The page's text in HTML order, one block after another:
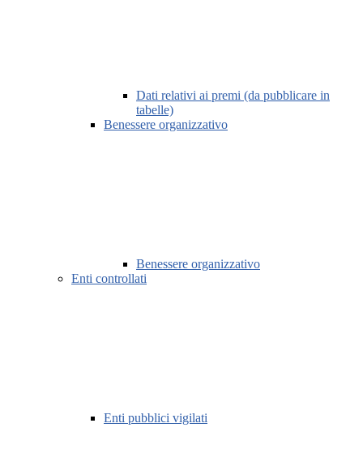
Dati relativi ai premi (da pubblicare in
tabelle)
Benessere organizzativo
Benessere organizzativo
Enti controllati
Enti pubblici vigilati